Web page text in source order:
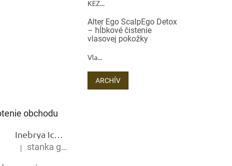
KEZ...
Alter Ego ScalpEgo Detox
– hĺbkové čistenie
vlasovej pokožky
Vla...
ARCHÍV
obchodu
Inebrya Ice Cream Keratin Restructuring Mask – reštrukturalizačná maska s keratínom 1000 ml
Hodnotenie produktu je 5 z 5 hviezdičiek.
| stanka gramblickova